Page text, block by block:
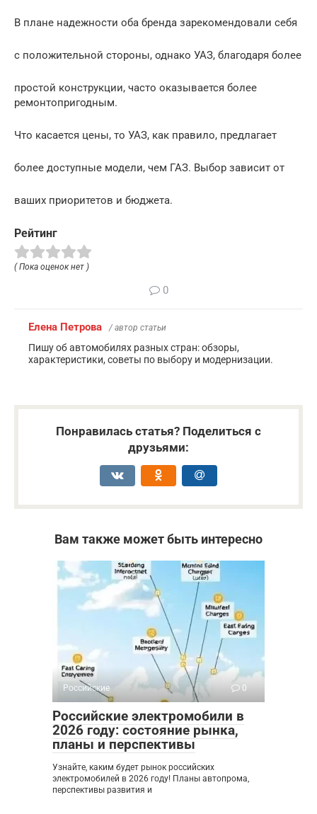
В плане надежности оба бренда зарекомендовали себя
с положительной стороны, однако УАЗ, благодаря более
простой конструкции, часто оказывается более
ремонтопригодным.
Что касается цены, то УАЗ, как правило, предлагает
более доступные модели, чем ГАЗ. Выбор зависит от
ваших приоритетов и бюджета.
Рейтинг
( Пока оценок нет )
0
Елена Петрова / автор статьи
Пишу об автомобилях разных стран: обзоры,
характеристики, советы по выбору и модернизации.
Понравилась статья? Поделиться с
друзьями:
Вам также может быть интересно
Российские 0
Российские электромобили в
2026 году: состояние рынка,
планы и перспективы
Узнайте, каким будет рынок российских
электромобилей в 2026 году! Планы автопрома,
перспективы развития и